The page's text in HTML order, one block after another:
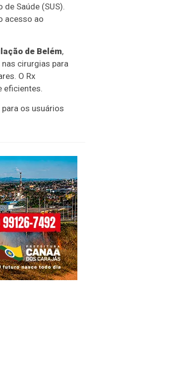
Saúde (SUS).
acesso ao
de Belém,
cirurgias para
O Rx
eficientes.
os usuários